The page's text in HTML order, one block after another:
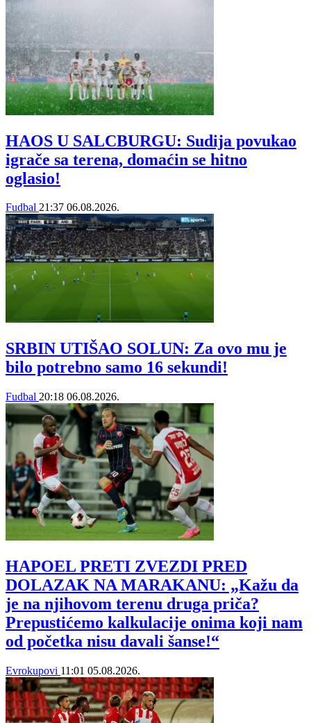
HAOS U SALCBURGU: Sudija povukao
igrače sa terena, domaćin se hitno
oglasio!
Fudbal 21:37 06.08.2026.
SRBIN UTIŠAO SOLUN: Za ovo mu je
bilo potrebno samo 16 sekundi!
Fudbal 20:18 06.08.2026.
HAPOEL PRETI ZVEZDI PRED
DOLAZAK NA MARAKANU: „Kažu da
je na njihovom terenu druga priča?
Prepustićemo kalkulacije onima koji nam
od početka nisu davali šanse!“
Evrokupovi 11:01 05.08.2026.